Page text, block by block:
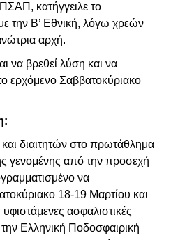
κατήγγειλε το
την Β’ Εθνική, λόγω χρεών
αρχή.
να βρεθεί λύση και να
ερχόμενο Σαββατοκύριακο
διαιτητών στο πρωτάθλημα
γενομένης από την προσεχή
να
18-19 Μαρτίου και
ασφαλιστικές
Ελληνική Ποδοσφαιρική